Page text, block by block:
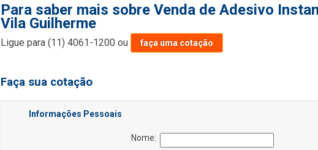
Para saber mais sobre Venda de Adesivo
Vila Guilherme
Ligue para(11) 4061-1200 ou faça uma cotação
Faça sua cotação
Informações Pessoais
Nome: